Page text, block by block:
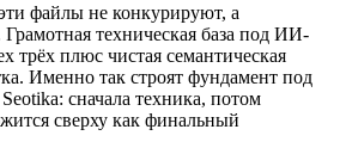
файлы не конкурируют, а
техническая база под ИИ-
трёх плюс чистая семантическая
Именно так строят фундамент под
сначала техника, потом
сверху как финальный